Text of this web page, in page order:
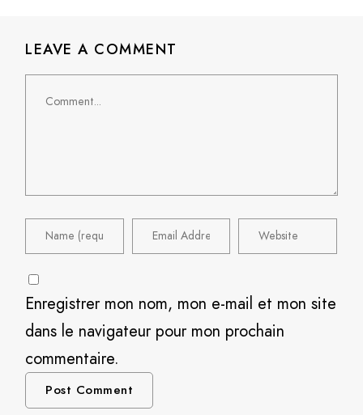
LEAVE A COMMENT
Enregistrer mon nom, mon e-mail et mon site
dans le navigateur pour mon prochain
commentaire.